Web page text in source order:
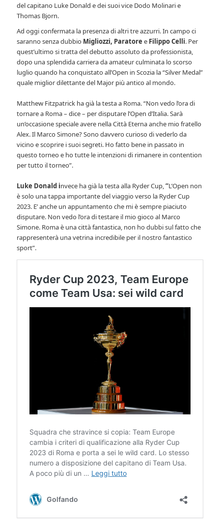
del capitano Luke Donald e dei suoi vice Dodo Molinari e
Thomas Bjorn.
Ad oggi confermata la presenza di altri tre azzurri. In campo ci
saranno senza dubbio Migliozzi, Paratore e Filippo Celli. Per
quest’ultimo si tratta del debutto assoluto da professionista,
dopo una splendida carriera da amateur culminata lo scorso
luglio quando ha conquistato all’Open in Scozia la “Silver Medal”
quale miglior dilettante del Major più antico al mondo.
Matthew Fitzpatrick ha già la testa a Roma. “Non vedo l’ora di
tornare a Roma – dice – per disputare l’Open d’Italia. Sarà
un’occasione speciale avere nella Città Eterna anche mio fratello
Alex. Il Marco Simone? Sono davvero curioso di vederlo da
vicino e scoprire i suoi segreti. Ho fatto bene in passato in
questo torneo e ho tutte le intenzioni di rimanere in contention
per tutto il torneo”.
Luke Donald invece ha già la testa alla Ryder Cup,“L’Open non
è solo una tappa importante del viaggio verso la Ryder Cup
2023. E’ anche un appuntamento che mi è sempre piaciuto
disputare. Non vedo l’ora di testare il mio gioco al Marco
Simone. Roma è una città fantastica, non ho dubbi sul fatto che
rappresenterà una vetrina incredibile per il nostro fantastico
sport”.